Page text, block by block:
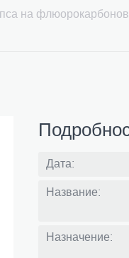
на
Дата:
Название:
Назначение: